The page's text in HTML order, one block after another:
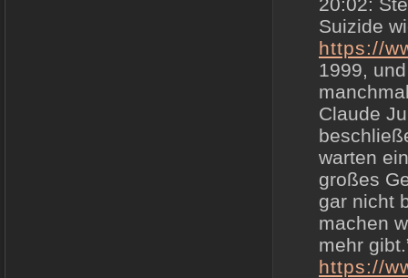
Suizide
https://
1999,
Claude
warten
großes
gar nicht
machen
mehr
https://